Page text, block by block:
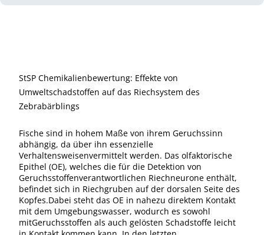
StSP Chemikalienbewertung: Effekte von
Umweltschadstoffen auf das Riechsystem des
Zebrabärblings
Fische sind in hohem Maße von ihrem Geruchssinn
abhängig, da über ihn essenzielle
Verhaltensweisenvermittelt werden. Das olfaktorische
Epithel (OE), welches die für die Detektion von
Geruchsstoffenverantwortlichen Riechneurone enthält,
befindet sich in Riechgruben auf der dorsalen Seite des
Kopfes.Dabei steht das OE in nahezu direktem Kontakt
mit dem Umgebungswasser, wodurch es sowohl
mitGeruchsstoffen als auch gelösten Schadstoffe leicht